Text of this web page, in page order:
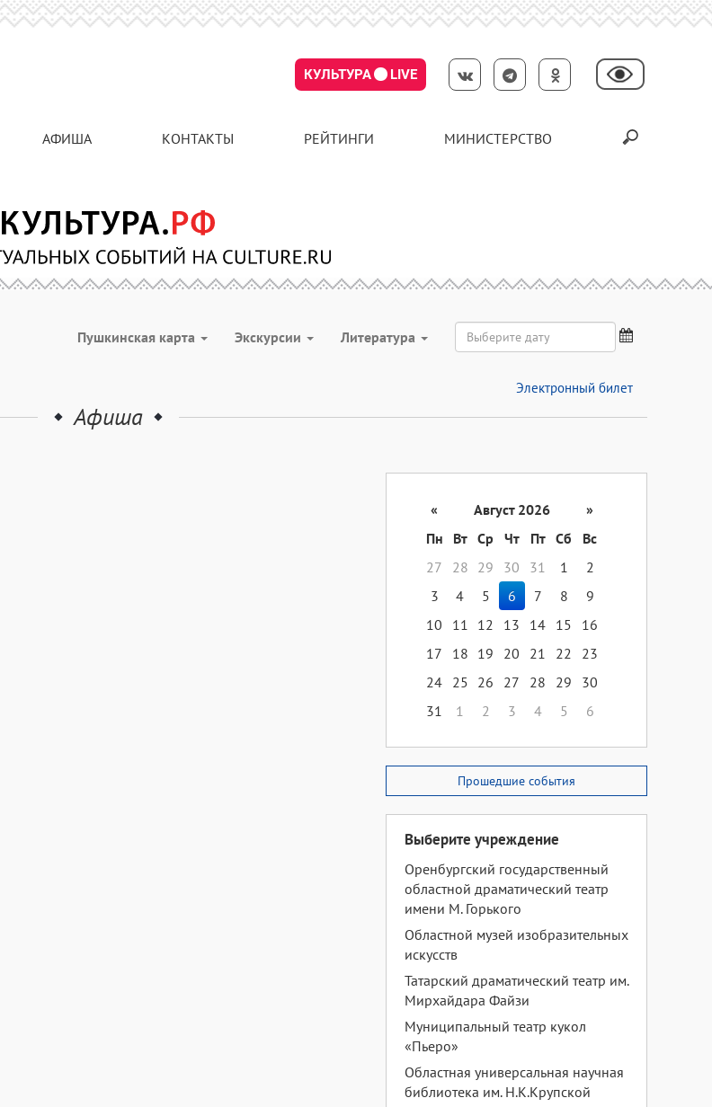
КУЛЬТУРА LIVE
АФИША КОНТАКТЫ РЕЙТИНГИ МИНИСТЕРСТВО
Пушкинская карта Экскурсии Литература
Электронный билет
Афиша
« Август 2026
»
Пн
Вт Ср Чт Пт Сб
Вс
27
28 29 30 31 1
2
3
4 5 6 7 8
9
10
11 12 13 14 15
16
17
18 19 20 21 22
23
24 25 26 27 28 29
30
31
1 2 3 4 5 6
Прошедшие события
Выберите учреждение
Оренбургский государственный
областной драматический театр
имени М. Горького
Областной музей изобразительных
искусств
Татарский драматический театр им.
Мирхайдара Файзи
Муниципальный театр кукол
«Пьеро»
Областная универсальная научная
библиотека им. Н.К.Крупской